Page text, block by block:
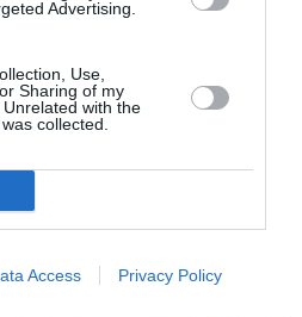
Advertising.
Use,
Sharing of my
with the
collected.
Access Privacy Policy
Ρεμπούτσικα και
στην Πάρο